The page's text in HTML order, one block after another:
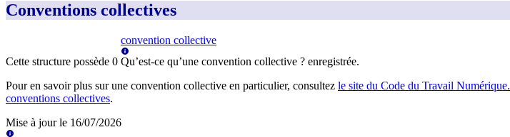
Conventions collectives
Cette structure possède 0
convention collective
Qu’est-ce qu’une convention collective ? enregistrée.
Pour en savoir plus sur une convention collective en particulier, consultez le site du Code du Travail Numérique.
conventions collectives.
Mise à jour le 16/07/2026